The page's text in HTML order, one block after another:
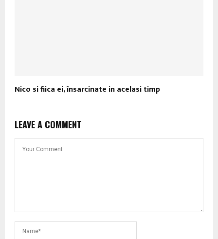
Nico si fiica ei, însarcinate in acelasi timp
LEAVE A COMMENT